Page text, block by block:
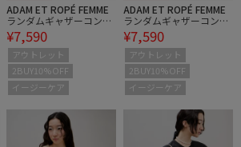
ADAM ET ROPÉ FEMME
ランダムギャザーコンビ
ワンピース
¥7,590
アウトレット
2BUY10%OFF
イージーケア
ADAM ET ROPÉ FEMME
ランダムギャザーコンビ
ワンピース
¥7,590
アウトレット
2BUY10%OFF
イージーケア